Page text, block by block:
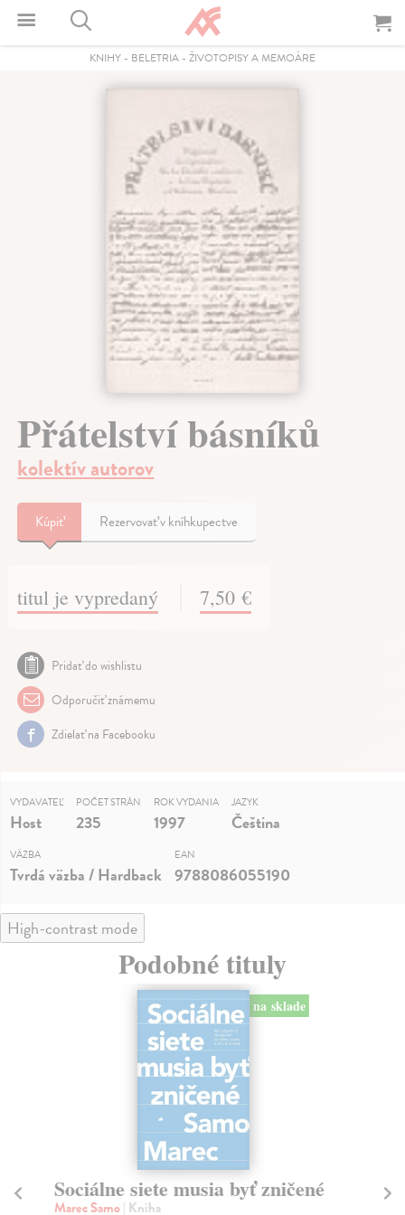
KNIHY - BELETRIA - ŽIVOTOPISY A MEMOÁRE
Přátelství básníků
kolektív autorov
Kúpiť Rezervovať v kníhkupectve
titul je vypredaný 7,50 €
Pridať do wishlistu
Odporučiť známemu
Zdielať na Facebooku
VYDAVATEĽ
Host
POČET STRÁN
235
ROK VYDANIA
1997
JAZYK
Čeština
VÄZBA
Tvrdá väzba / Hardback
EAN
9788086055190
High-contrast mode
Podobné tituly
na sklade
Sociálne siete musia byť zničené
Marec Samo| Kniha